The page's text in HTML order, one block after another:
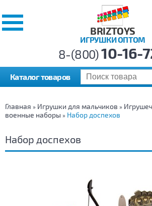
BRIZTOYS
ИГРУШКИ ОПТОМ
8-(800)10-16-
Каталог товаров
Главная » Игрушки для мальчиков »
военные наборы » Набор доспехов
Набор доспехов